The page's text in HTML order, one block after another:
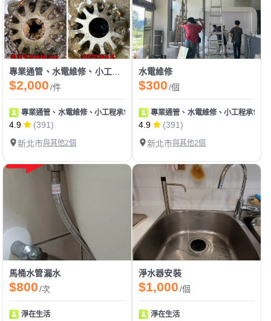
專業通管、水電維修、小工程承包
$2,000/件
專業通管、水電維修、小工程承包
4.9
(391)
新北市與其他2個
水電維修
$300/個
專業通管、水電維修、小工程承包
4.9
(391)
新北市與其他2個
馬桶水管漏水
$800/次
淨在生活
淨水器安裝
$1,000/個
淨在生活